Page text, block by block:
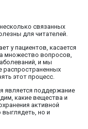
связанных
для читателей.
у пациентов, касается
множество вопросов,
и мы
распространенных
этот процесс.
является поддержание
какие вещества и
активной
но и